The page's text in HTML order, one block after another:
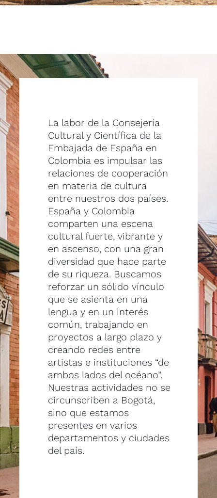
La labor de la Consejería
Cultural y Científica de la
Embajada de España en
Colombia es impulsar las
relaciones de cooperación
en materia de cultura
entre nuestros dos países.
España y Colombia
comparten una escena
cultural fuerte, vibrante y
en ascenso, con una gran
diversidad que hace parte
de su riqueza. Buscamos
reforzar un sólido vínculo
que se asienta en una
lengua y en un interés
común, trabajando en
proyectos a largo plazo y
creando redes entre
artistas e instituciones “de
ambos lados del océano”.
Nuestras actividades no se
circunscriben a Bogotá,
sino que estamos
presentes en varios
departamentos y ciudades
del país.